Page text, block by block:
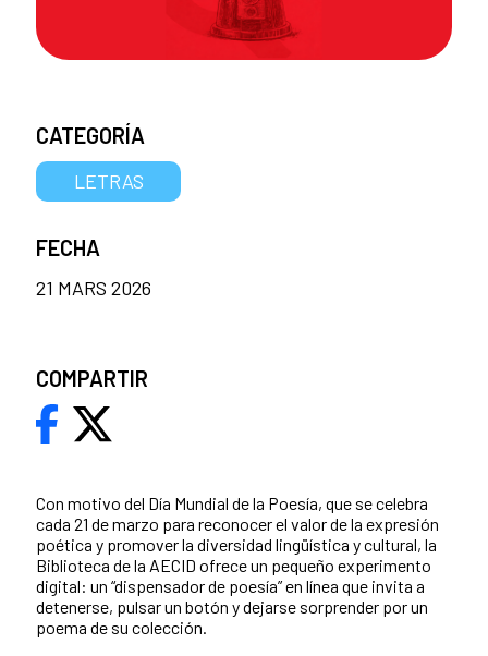
Con motivo del Día Mundial de la Poesía, que se celebra
cada 21 de marzo para reconocer el valor de la expresión
poética y promover la diversidad lingüística y cultural, la
Biblioteca de la AECID ofrece un pequeño experimento
digital: un “dispensador de poesía” en línea que invita a
detenerse, pulsar un botón y dejarse sorprender por un
poema de su colección.
CATEGORÍA
LETRAS
FECHA
21 MARS 2026
COMPARTIR